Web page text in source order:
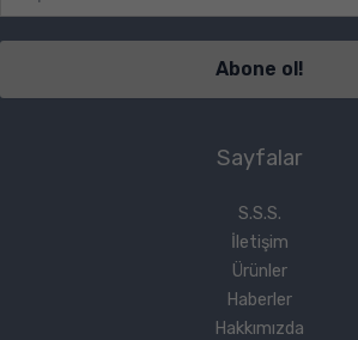
Sayfalar
S.S.S.
İletişim
Ürünler
Haberler
Hakkımızda